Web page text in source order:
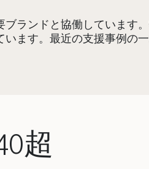
ランドと協働しています
ます。最近の支援事例の一
超